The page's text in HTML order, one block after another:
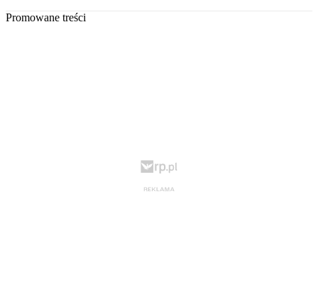
Promowane treści